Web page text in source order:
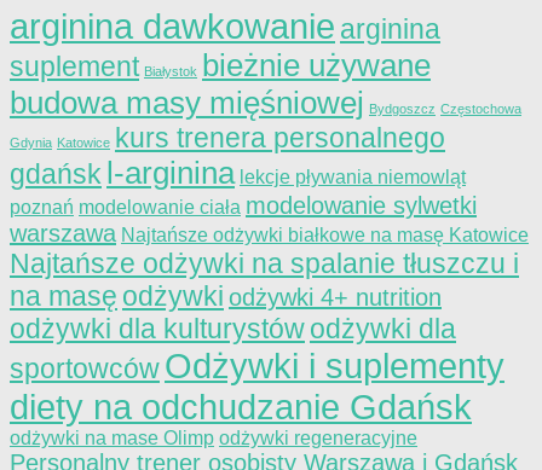
arginina dawkowanie arginina
suplement Białystok bieżnie używane
budowa masy mięśniowej Bydgoszcz Częstochowa
Gdynia Katowice kurs trenera personalnego
gdańsk l-arginina lekcje pływania niemowląt
poznań modelowanie ciała modelowanie sylwetki
warszawa Najtańsze odżywki białkowe na masę Katowice
Najtańsze odżywki na spalanie tłuszczu i
na masę odżywki odżywki 4+ nutrition
odżywki dla kulturystówodżywki dla
sportowcówOdżywki i suplementy
diety na odchudzanie Gdańsk
odżywki na mase Olimp odżywki regeneracyjne
Personalny trener osobisty Warszawa i Gdańsk